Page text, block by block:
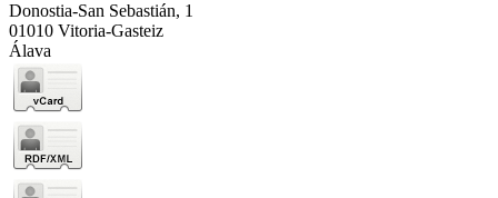
Donostia-San Sebastián, 1
01010 Vitoria-Gasteiz
Álava